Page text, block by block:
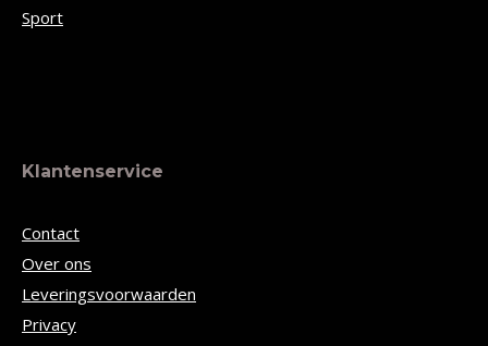
Sport
Klantenservice
Contact
Over ons
Leveringsvoorwaarden
Privacy